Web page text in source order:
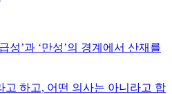
성’과 ‘만성’의 경계에서 산재를
고 하고, 어떤 의사는 아니라고 합